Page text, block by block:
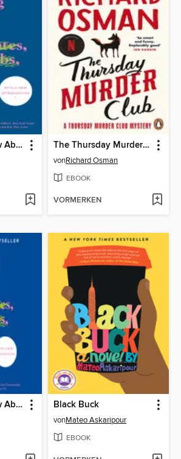
Everything I Know About Love The Thursday Murder Club
vonRichard Osman
EBOOK
VORMERKEN
Everything I Know About Love Black Buck
vonMateo Askaripour
EBOOK